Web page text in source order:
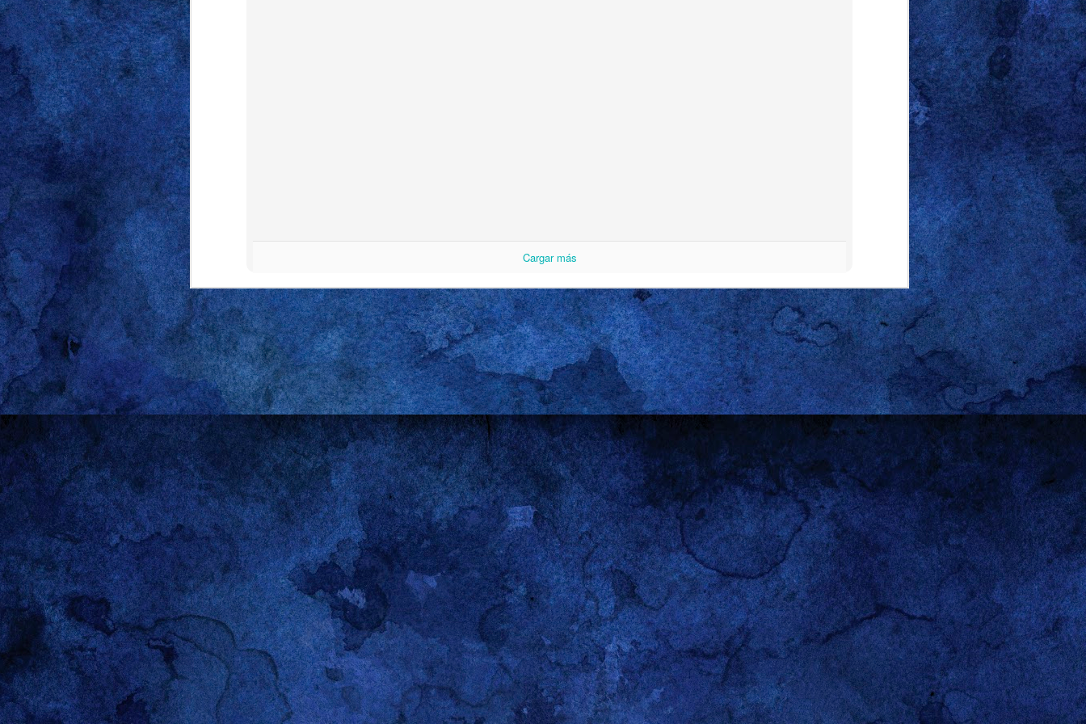
Cargar más
pueda parecer, la sentencia es poderosa: sin importar las parejas, los oficios del domingo o los exámenes del lunes, los sábados
inglés: “hablamos de eso cuando te obliguen a cancelar tus planes conthe boysy a pasarte toda la tarde y buena parte de la
noche escuchando a tu novia o esposa gritando por cositas para bebé”. Con la típica y arrogante negación sobre el
envejecimiento que caracteriza al grupo etario, los estudiantes rieron porque el profe, una vez más, se puso sarcástico.
Si tuviera que escoger una sola cualidad que nos une a los hombres gay, sin distingo de edad, origen o condición, es nuestra
infinita capacidad de observación. Qué hacemos con lo que observamos es tema para otra entrada. En mi caso, basta con que
algo se ponga en el radar de mi atención para ver, oír y luego soltar la lengua, coger el lápiz o martillar el teclado. No dejo títere
con cabeza, pero tampoco me llamo a engaño: mis interpretaciones están decisivamente marcadas por percepciones, prejuicios
y experiencias de segunda mano. Por eso nunca me he vanagloriado de tener razón; reconociendo la falibilidad y lo apriorístico
de mis ideas, me conformo con poner los hechos desnudos sobre la mesa y someterlos al juicio ajeno. O, mejor dicho, al de mi
señor marido que, siendo también (como diría una amiga) pro-hi-bi-do, suele ser bastante más indulgente que yo. Creo que hasta
este punto no he dicho nada que le lectore no sepa o no comparta: si se pasa por estas líneas es porque disfruta que le cuente
historias de otras personas y de mí mismo y porque, en cierto sentido, comparte mi fascinación por elhomo sapiens
como
fuente inagotable de inspiración.
Las relaciones heterosexuales, para el ejemplo con el que abro esta entrada, encierran un fascinante juego de poderes al que me
asomo con desgano, pero que nunca decepciona si se le dedica la atención del caso. Nótese que no he dicho “juego de
dominación”: no me interesa llevar la contabilidad de las victorias y las derrotas de hombres y mujeres en su afán de engendrar y
parir. Feminista como sigo siendo (aunque menos fumado en estos últimos años) tengo muy claro que, así las mujeres se hayan
abierto paso a los golpes e, involuntariamente, suscitado el pánico de muchos hombres (cordial saludo a lamanosphere), no han
dejado de ser las que tienen que esforzarse el triple para recibir un tercio del reconocimiento que se les otorga a los hombres
haciendo casi nada.
Pensándolo bien, es posible que todavía me consideren un feminista muy, muy, muy fumado en algunos ámbitos, pero estoy en
paz con eso.
A decir verdad, hacerle historiografía a cualquierGuerra de los Sexosque no sea la producida por Venevisión Continental es una
empresa condenada al fracaso. Al igual que en cualquier litigio, las guerras se ganan y se pierden, pero nunca falta quién se
lucre con ellas. Las dejo a un lado porque estoy convencido de que las negociaciones más interesantes son las que ocurren